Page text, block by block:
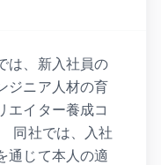
は、新入社員の
ジニア人材の育
エイター養成コ
同社では、入社
通じて本人の適